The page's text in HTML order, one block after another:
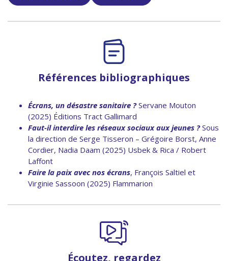
Références bibliographiques
Écrans, un désastre sanitaire ? Servane Mouton
(2025) Éditions Tract Gallimard
Faut-il interdire les réseaux sociaux aux jeunes ?Sous
la direction de Serge Tisseron – Grégoire Borst, Anne
Cordier, Nadia Daam (2025) Usbek & Rica / Robert
Laffont
Faire la paix avec nos écrans, François Saltiel et
Virginie Sassoon (2025) Flammarion
Écoutez, regardez